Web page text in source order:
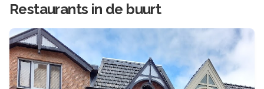
Restaurants in de buurt